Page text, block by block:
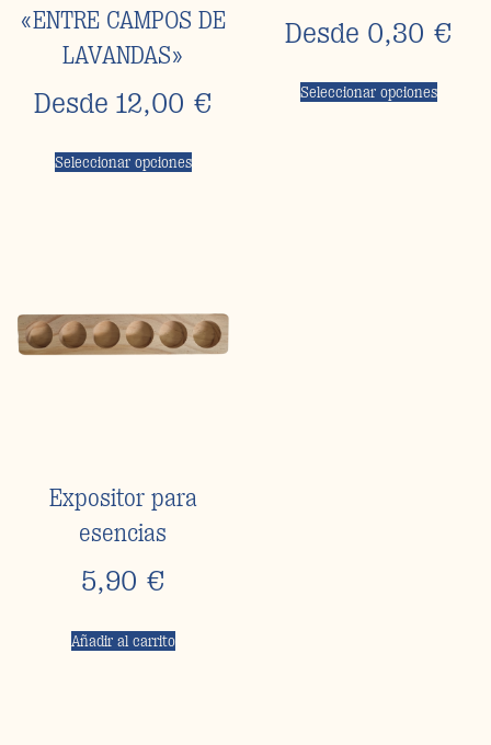
«ENTRE CAMPOS DE
LAVANDAS»
Desde 12,00 €
Seleccionar opciones
Desde 0,30 €
Seleccionar opciones
Expositor para
esencias
5,90 €
Añadir al carrito